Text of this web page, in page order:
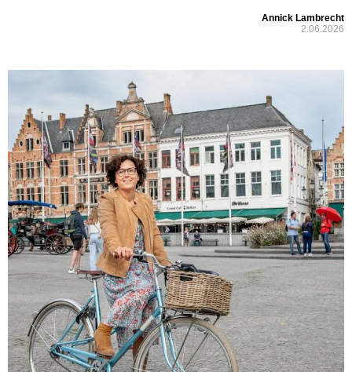
Annick Lambrecht
2.06.2026